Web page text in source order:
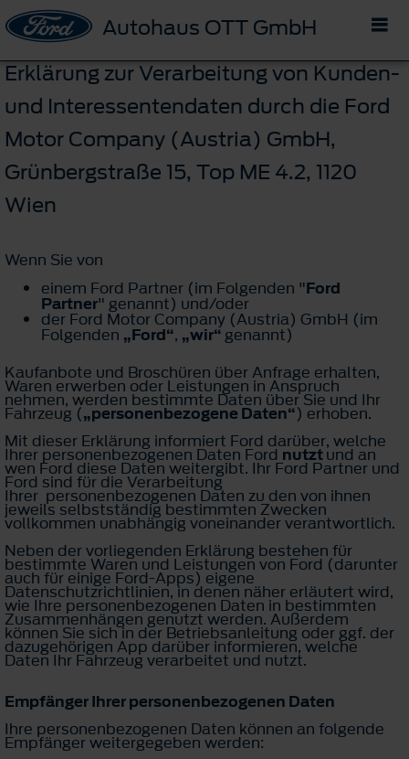
Autohaus OTT GmbH
Erklärung zur Verarbeitung von Kunden-
und Interessentendaten durch die Ford
Motor Company (Austria) GmbH,
Grünbergstraße 15, Top ME 4.2, 1120
Wien
Wenn Sie von
einem Ford Partner (im Folgenden "Ford
Partner" genannt) und/oder
der Ford Motor Company (Austria) GmbH (im
Folgenden „Ford“, „wir“genannt)
Kaufanbote und Broschüren über Anfrage erhalten,
Waren erwerben oder Leistungen in Anspruch
nehmen, werden bestimmte Daten über Sie und Ihr
Fahrzeug („personenbezogene Daten“) erhoben.
Mit dieser Erklärung informiert Ford darüber, welche
Ihrer personenbezogenen Daten Ford nutztund an
wen Ford diese Daten weitergibt. Ihr Ford Partner und
Ford sind für die Verarbeitung
Ihrer personenbezogenen Daten zu den von ihnen
jeweils selbstständig bestimmten Zwecken
vollkommen unabhängig voneinander verantwortlich.
Neben der vorliegenden Erklärung bestehen für
bestimmte Waren und Leistungen von Ford (darunter
auch für einige Ford-Apps) eigene
Datenschutzrichtlinien, in denen näher erläutert wird,
wie Ihre personenbezogenen Daten in bestimmten
Zusammenhängen genutzt werden. Außerdem
können Sie sich in der Betriebsanleitung oder ggf. der
dazugehörigen App darüber informieren, welche
Daten Ihr Fahrzeug verarbeitet und nutzt.
Empfänger Ihrer personenbezogenen Daten
Ihre personenbezogenen Daten können an folgende
Empfänger weitergegeben werden: